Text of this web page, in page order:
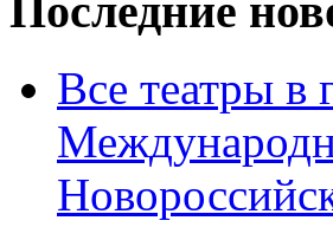
Последние
Все театры в